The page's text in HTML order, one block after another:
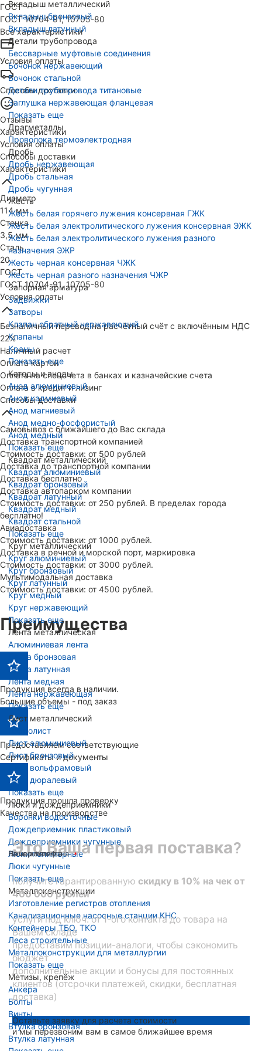
Вкладыш металлический
Вкладыш бронзовый
Вкладыш латунный
Детали трубопровода
Бессварные муфтовые соединения
Бочонок нержавеющий
Бочонок стальной
Детали трубопровода титановые
Заглушка нержавеющая фланцевая
Показать еще
Драгметаллы
Проволока термоэлектродная
Дробь
Дробь нержавеющая
Дробь стальная
Дробь чугунная
Жесть
Жесть белая горячего лужения консервная ГЖК
Жесть белая электролитического лужения консервная ЭЖК
Жесть белая электролитического лужения разного
назначения ЭЖР
Жесть черная консервная ЧЖК
Жесть черная разного назначения ЧЖР
Запорная арматура
Задвижки
Затворы
Клапан обратный нержавеющий
Клапаны
Краны
Показать еще
Катоды и аноды
Анод алюминиевый
Анод кадмиевый
Анод магниевый
Анод медно-фосфористый
Анод медный
Показать еще
Квадрат металлический
Квадрат алюминиевый
Квадрат бронзовый
Квадрат латунный
Квадрат медный
Квадрат стальной
Показать еще
Круг металлический
Круг алюминиевый
Круг бронзовый
Круг латунный
Круг медный
Круг нержавеющий
Показать еще
Лента металлическая
Алюминиевая лента
Лента бронзовая
Лента латунная
Лента медная
Лента нержавеющая
Показать еще
Лист металлический
Гофролист
Лист алюминиевый
Лист бронзовый
Лист вольфрамовый
Лист дюралевый
Показать еще
Люки и дождеприемники
Воронки водосточные
Дождеприемник пластиковый
Дождеприемники чугунные
Люки полимерные
Люки чугунные
Показать еще
Металлоконструкции
Изготовление регистров отопления
Канализационные насосные станции КНС
Контейнеры ТБО, ТКО
Леса строительные
Металлоконструкции для металлургии
Показать еще
Метизы, крепёж
Анкера
Болты
Винты
Втулка бронзовая
Втулка латунная
ГОСТ
ГОСТ 10704-91, 10705-80
Все характеристики
Условия оплаты
Способы доставки
Отзывы
Характеристики
Условия оплаты
Способы доставки
Характеристики
Диаметр
114 мм
Стенка
3,5 мм
Сталь
20
ГОСТ
ГОСТ 10704-91, 10705-80
Условия оплаты
Безналичный перевод на расчётный счёт с включённым НДС
22%
Наличный расчет
Оплата картой
Оплата на спецсчета в банках и казначейские счета
Оплата в кредит и лизинг
Способы доставки
Самовывоз с ближайшего до Вас склада
Доставка транспортной компанией
Стоимость доставки: от 500 рублей
Доставка до транспортной компании
Доставка бесплатно
Доставка автопарком компании
Стоимость доставки: от 250 рублей. В пределах города
бесплатно!
Авиадоставка
Стоимость доставки: от 1000 рублей.
Доставка в речной и морской порт, маркировка
Стоимость доставки: от 3000 рублей.
Мультимодальная доставка
Стоимость доставки: от 4500 рублей.
Преимущества
Продукция всегда в наличии.
Большие объемы - под заказ
Предоставляем соответствующие
Сертификаты и документы
Продукция прошла проверку
Качества на производстве
Это Ваша первая поставка?
получите гарантированную скидку в 10% на чек от
400 000 рублей
услуги под ключ: от 1-ого контакта до товара на
Вашем складе
предоставим позиции-аналоги, чтобы сэкономить
бюджет
дополнительные акции и бонусы для постоянных
клиентов (отсрочки платежей, скидки, бесплатная
доставка)
Оставьте заявку для расчета стоимости
и мы перезвоним вам в самое ближайшее время
Ваше имя
Номер телефона
Ваша эл. почта